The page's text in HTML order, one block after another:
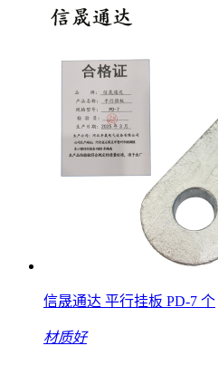
信晟通达 平行挂板 PD-7 个
材质好